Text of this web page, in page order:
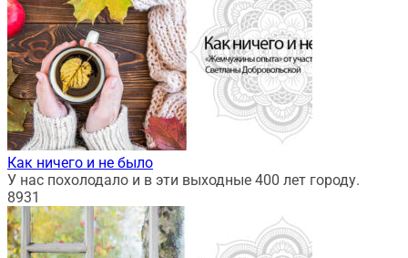
Как ничего и не было
У нас похолодало и в эти выходные 400 лет городу.
8931